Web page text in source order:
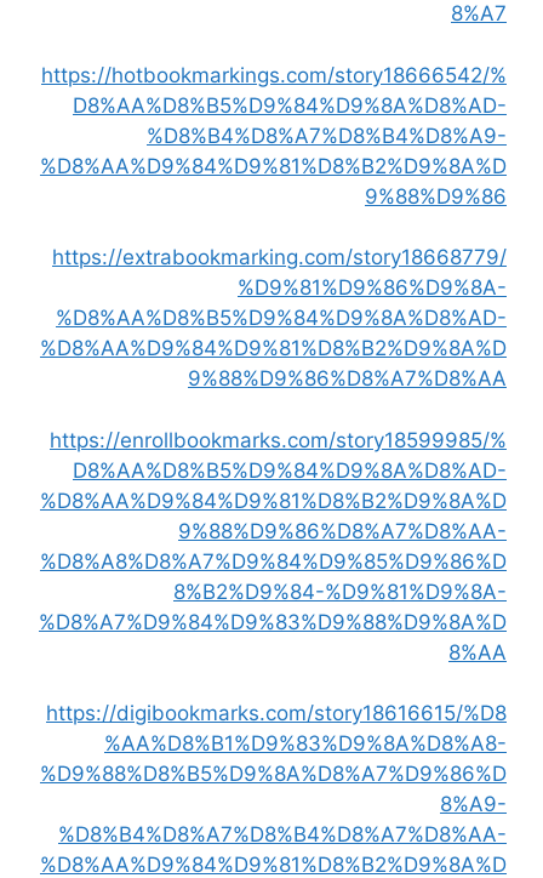
8%A7
https://hotbookmarkings.com/story18666542/%
D8%AA%D8%B5%D9%84%D9%8A%D8%AD-
%D8%B4%D8%A7%D8%B4%D8%A9-
%D8%AA%D9%84%D9%81%D8%B2%D9%8A%D
9%88%D9%86
https://extrabookmarking.com/story18668779/
%D9%81%D9%86%D9%8A-
%D8%AA%D8%B5%D9%84%D9%8A%D8%AD-
%D8%AA%D9%84%D9%81%D8%B2%D9%8A%D
9%88%D9%86%D8%A7%D8%AA
https://enrollbookmarks.com/story18599985/%
D8%AA%D8%B5%D9%84%D9%8A%D8%AD-
%D8%AA%D9%84%D9%81%D8%B2%D9%8A%D
9%88%D9%86%D8%A7%D8%AA-
%D8%A8%D8%A7%D9%84%D9%85%D9%86%D
8%B2%D9%84-%D9%81%D9%8A-
%D8%A7%D9%84%D9%83%D9%88%D9%8A%D
8%AA
https://digibookmarks.com/story18616615/%D8
%AA%D8%B1%D9%83%D9%8A%D8%A8-
%D9%88%D8%B5%D9%8A%D8%A7%D9%86%D
8%A9-
%D8%B4%D8%A7%D8%B4%D8%A7%D8%AA-
%D8%AA%D9%84%D9%81%D8%B2%D9%8A%D